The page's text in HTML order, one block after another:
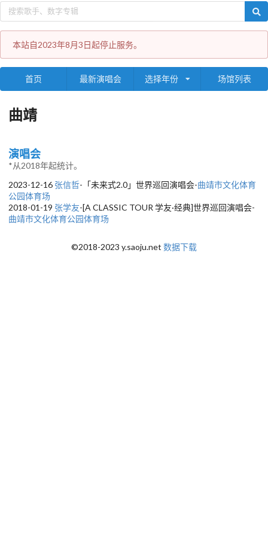
本站自2023年8月3日起停止服务。
首页 最新演唱会 选择年份 场馆列表
曲靖
演唱会
*从2018年起统计。
2023-12-16 张信哲-「未来式2.0」世界巡回演唱会-曲靖市文化体育
公园体育场
2018-01-19 张学友-[A CLASSIC TOUR 学友·经典]世界巡回演唱会-
曲靖市文化体育公园体育场
©2018-2023 y.saoju.net 数据下载